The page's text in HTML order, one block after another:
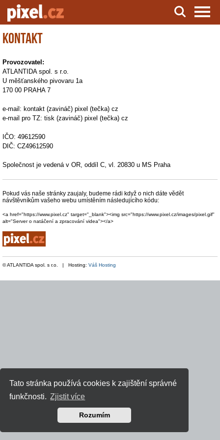
Tato stránka používá cookies k zajištění správné
funkčnosti. Zjistit více
Rozumím
Server o natáčení a zpracování videa
Kontakt
Provozovatel:
ATLANTIDA spol. s r.o.
U měšťanského pivovaru 1a
170 00 PRAHA 7
e-mail: kontakt (zavináč) pixel (tečka) cz
e-mail pro TZ: tisk (zavináč) pixel (tečka) cz
IČO: 49612590
DIČ: CZ49612590
Společnost je vedená v OR, oddíl C, vl. 20830 u MS Praha
Pokud vás naše stránky zaujaly, budeme rádi když o nich dáte vědět
návštěvníkům vašeho webu umístěním následujícího kódu:
<a href="https://www.pixel.cz" target="_blank"><img src="https://www.pixel.cz/images/pixel.gif"
alt="Server o natáčení a zpracování videa"></a>
© ATLANTIDA spol. s r.o. | Hosting: Váš Hosting